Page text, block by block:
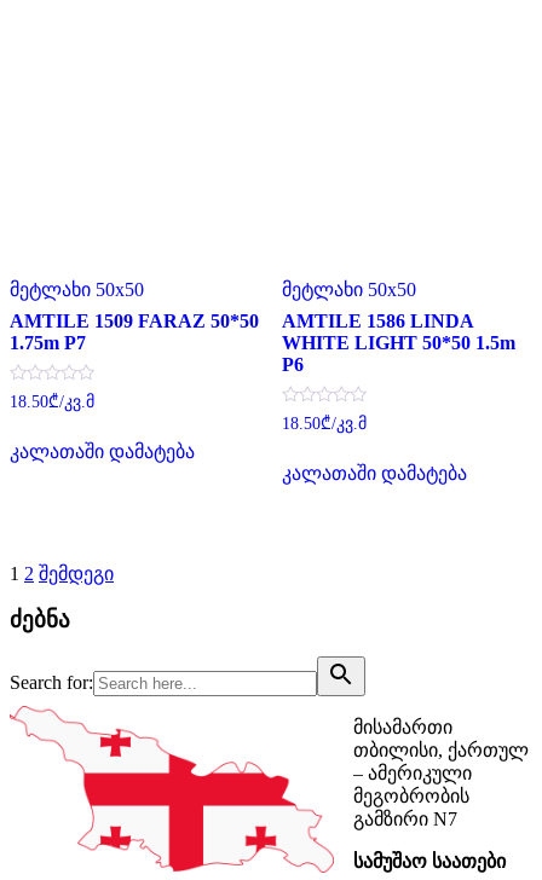
მეტლახი 50x50
AMTILE 1509 FARAZ 50*50
1.75m P7
შეფასება
0
5-
დან
18.50₾/კვ.მ
კალათაში დამატება
მეტლახი 50x50
AMTILE 1586 LINDA
WHITE LIGHT 50*50 1.5m
P6
შეფასება
0
5-
დან
18.50₾/კვ.მ
კალათაში დამატება
ჩანაწერების
გვერდებათ
1 2 შემდეგი
ძებნა
Search for:
მისამართი
თბილისი, ქართულ
– ამერიკული
მეგობრობის
გამზირი N7
სამუშაო საათები